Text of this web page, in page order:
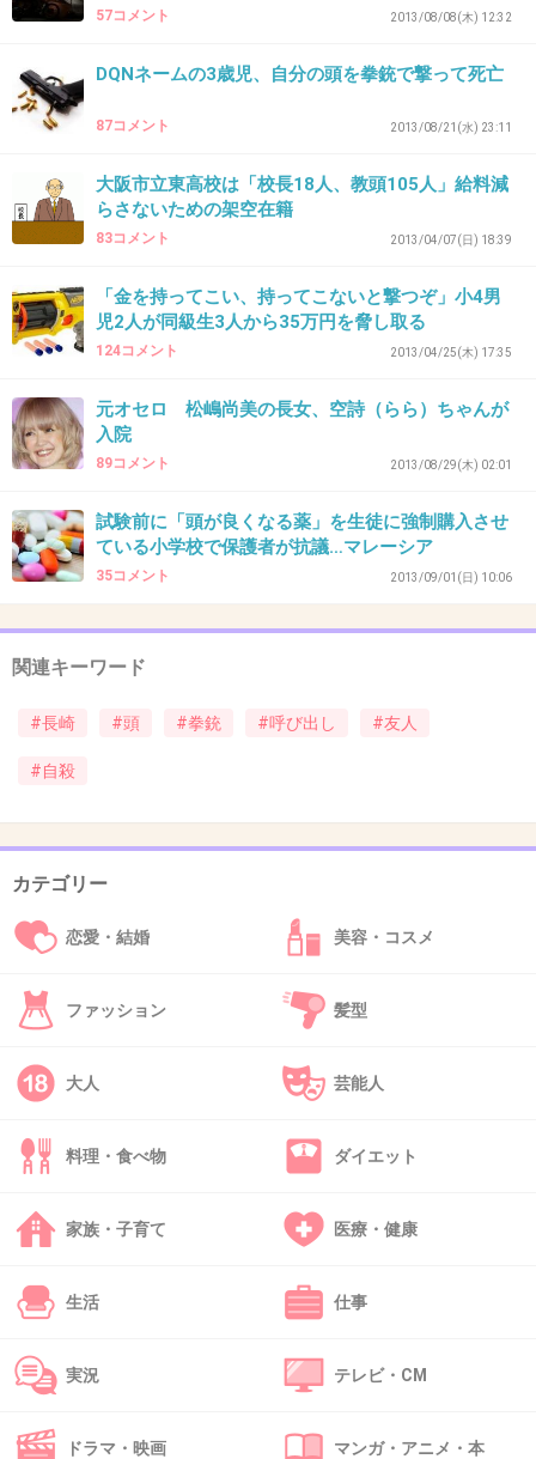
ったんだろ？
+11 -1
こんな事件があると必ず、○○県って…と言い出
す人いますよね。
全国津々浦々、いろんな人がいると思います。
-0
39. 匿名2013/10/18(金) 20:08:48
方犠牲にさせられないように御用心です
-2
40. 匿名2013/10/18(金) 20:14:28
上戸町在住なんですけど…
41. 匿名2013/10/18(金) 20:15:51
39さん
36です、そうなんですね。
いているそうなので気をつけ下さいと呼びかけておりまし
た。
どちらにしろご家族も心配されてると思いますので早く見
つかってほしいなと思います。
42. 匿名 2013/10/18(金) 20:48:44
愛知県に住んでいますが長崎県へ旅行へ行くと
とてもいい人沢山居ますよ!!
確かに世間的に大きな事件ありますが、いい人
の方が多いですー
57コメント 2013/08/08(木) 12:32
DQNネームの3歳児、自分の頭を拳銃で撃って死亡
87コメント 2013/08/21(水) 23:11
大阪市立東高校は「校長18人、教頭105人」給料減
らさないための架空在籍
83コメント 2013/04/07(日) 18:39
「金を持ってこい、持ってこないと撃つぞ」小4男
児2人が同級生3人から35万円を脅し取る
124コメント 2013/04/25(木) 17:35
元オセロ 松嶋尚美の長女、空詩（らら）ちゃんが
入院
89コメント 2013/08/29(木) 02:01
試験前に「頭が良くなる薬」を生徒に強制購入させ
ている小学校で保護者が抗議…マレーシア
35コメント 2013/09/01(日) 10:06
関連キーワード
#長崎 #頭 #拳銃 #呼び出し #友人
#自殺
カテゴリー
恋愛・結婚 美容・コスメ
ファッション 髪型
大人 芸能人
料理・食べ物 ダイエット
家族・子育て 医療・健康
生活 仕事
実況 テレビ・CM
ドラマ・映画 マンガ・アニメ・本